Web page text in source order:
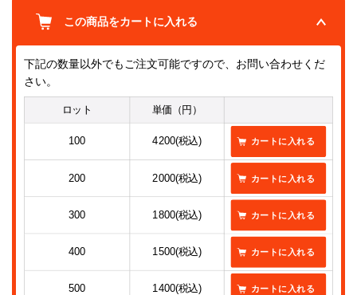
この商品をカートに入れる
下記の数量以外でもご注文可能ですので、お問い合わせくだ
さい。
ロット 単価（円）
100 4200(税込)
200 2000(税込)
300 1800(税込)
400 1500(税込)
500 1400(税込)